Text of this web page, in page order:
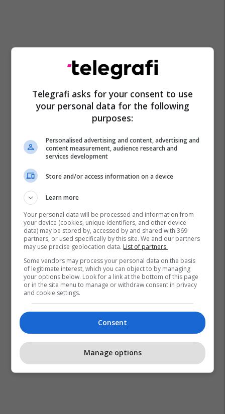
Sami Lushtaku Ramiz Lladrovci Pdk
Telegrafi asks for your consent to use
your personal data for the following
purposes:
Personalised advertising and content, advertising and
content measurement, audience research and
services development
Store and/or access information on a device
Learn more
Your personal data will be processed and information from
your device (cookies, unique identifiers, and other device
data) may be stored by, accessed by and shared with 369
partners, or used specifically by this site. We and our partners
may use precise geolocation data. List of partners.
Some vendors may process your personal data on the basis
of legitimate interest, which you can object to by managing
your options below. Look for a link at the bottom of this page
or in the site menu to manage or withdraw consent in privacy
and cookie settings.
Consent
Manage options